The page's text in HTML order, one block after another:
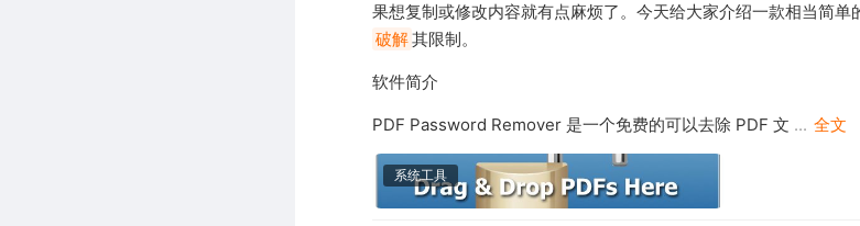
果想复制或修改内容就有点麻烦了。今天给大家介绍一款相当简单
破解其限制。
软件简介
PDF Password Remover 是一个免费的可以去除 PDF 文 ... 全文
系统工具